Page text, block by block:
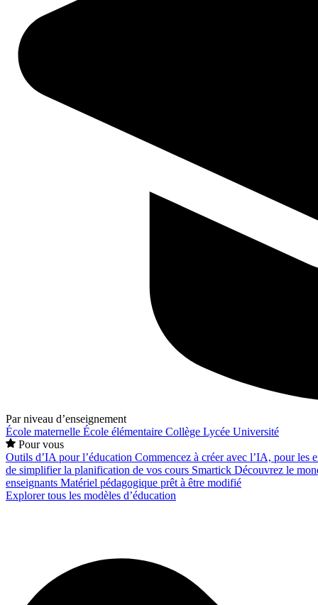
Par niveau d’enseignement
École maternelle École élémentaire Collège Lycée Université
Pour vous
Outils d’IA pour l’éducation Commencez à créer avec l’IA, pour les
de simplifier la planification de vos cours Smartick Découvrez le
enseignants Matériel pédagogique prêt à être modifié
Explorer tous les modèles d’éducation